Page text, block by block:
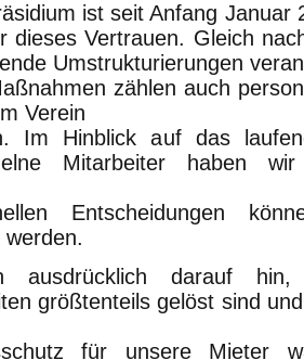
ist seit Anfang Januar
dieses Vertrauen. Gleich
Umstrukturierungen
zählen auch
Verein
Im Hinblick auf das
Mitarbeiter haben
Entscheidungen
ausdrücklich darauf
größtenteils gelöst sind
für unsere Mieter